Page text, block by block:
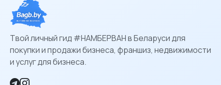
Твой личный гид #НАМБЕРВАН в Беларуси для
покупки и продажи бизнеса, франшиз, недвижимости
и услуг для бизнеса.